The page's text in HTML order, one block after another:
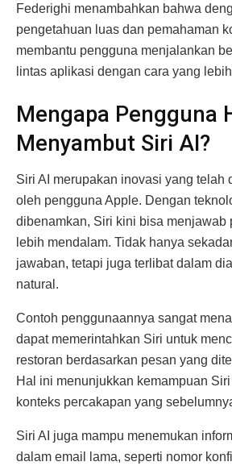
Federighi menambahkan bahwa
pengetahuan luas dan pemahaman
membantu pengguna menjalankan
lintas aplikasi dengan cara yang
Mengapa Pengguna
Menyambut Siri AI?
Siri AI merupakan inovasi yang telah
oleh pengguna Apple. Dengan
dibenamkan, Siri kini bisa menjawab
lebih mendalam. Tidak hanya
jawaban, tetapi juga terlibat dalam
natural.
Contoh penggunaannya sangat
dapat memerintahkan Siri untuk
restoran berdasarkan pesan yang
Hal ini menunjukkan kemampuan
konteks percakapan yang
Siri AI juga mampu menemukan
dalam email lama, seperti nomor